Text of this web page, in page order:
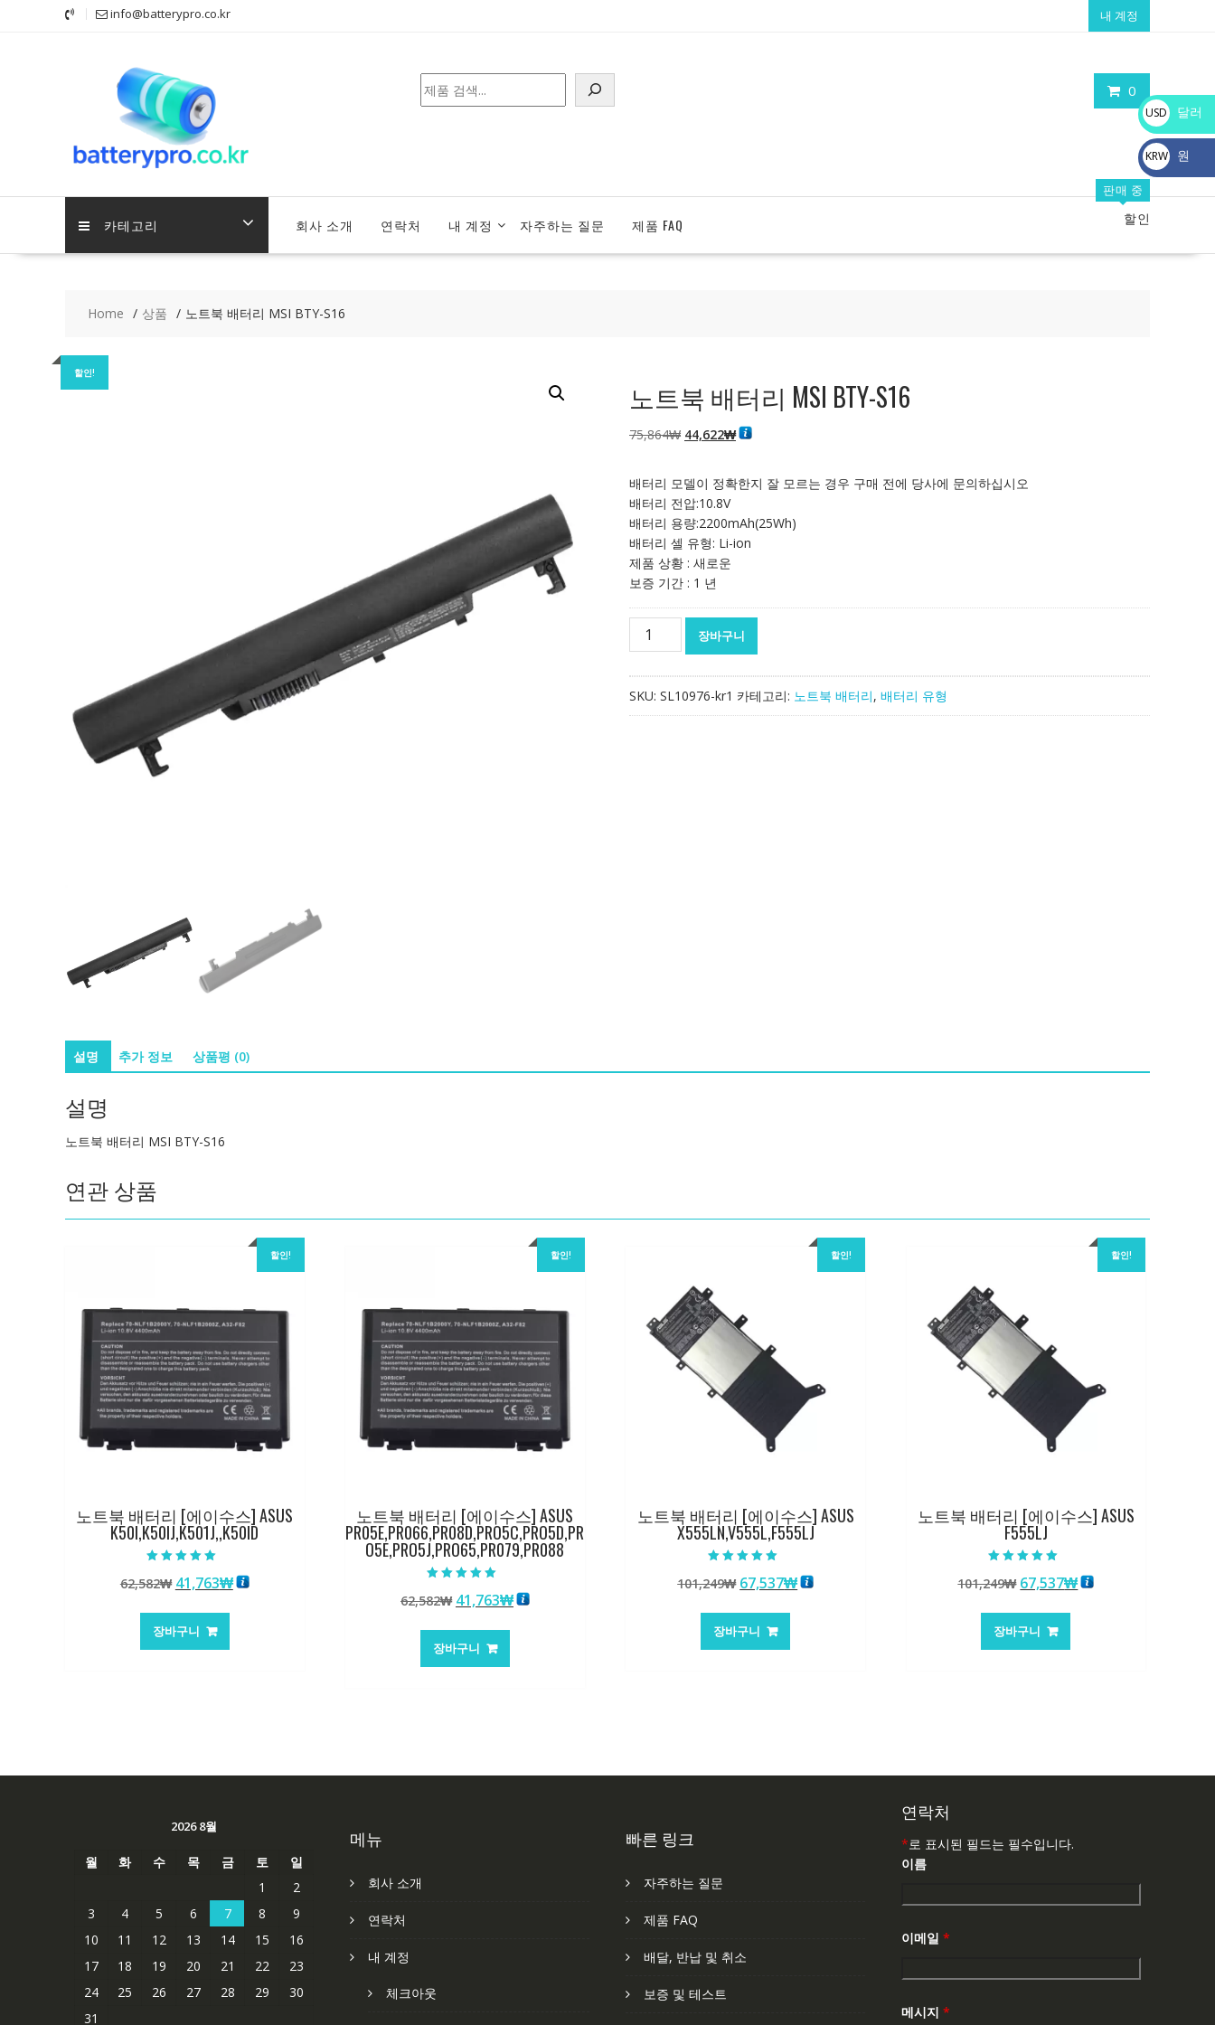
info@batterypro.co.kr 내 계정
0
검
색
카테고리 회사 소개 연락처 내 계정 자주하는 질문 제품 FAQ
판매 중
할인
Home 상품 노트북 배터리 MSI BTY-S16
할인!
노트북 배터리 MSI BTY-S16
75,864₩ 원
격:
75,864₩
44,622₩현
격:
배터리 모델이 정확한지 잘 모르는 경우 구매 전에 당사에 문의하십시오
배터리 전압:10.8V
배터리 용량:2200mAh(25Wh)
배터리 셀 유형: Li-ion
제품 상황 : 새로운
보증 기간 : 1 년
터
장바구니
SKU: SL10976-kr1 카테고리: 노트북 배터리, 배터리 유형
설명 추가 정보 상품평 (0)
설명
노트북 배터리 MSI BTY-S16
연관 상품
할인!
노트북 배터리 [에이수스] ASUS
K50I,K50IJ,K501J,,K50ID
5.00
로 평가됨
62,582₩ 원
가
격:
41,763₩현
장바구니
할인!
노트북 배터리 [에이수스] ASUS
PR05E,PR066,PR08D,PRO5C,PRO5D,PR
O5E,PRO5J,PRO65,PR079,PR088
5.00
로 평가됨
62,582₩ 원
가
격:
41,763₩현
장바구니
할인!
노트북 배터리 [에이수스] ASUS
X555LN,V555L,F555LJ
5.00
로 평가됨
101,249₩ 원
가
격:
67,537₩현
장바구니
할인!
노트북 배터리 [에이수스] ASUS
F555LJ
5.00
로 평가됨
101,249₩ 원
가
격:
67,537₩현
장바구니
2026 8월
월 화 수 목 금 토
일
1
2
3
4 5 6 7 8
9
10
11 12 13 14 15
16
17
18 19 20 21 22
23
24
25 26 27 28 29
30
31
메뉴
회사 소개
연락처
내 계정
체크아웃
빠른 링크
자주하는 질문
제품 FAQ
배달, 반납 및 취소
보증 및 테스트
연락처
*로 표시된 필드는 필수입니다.
이름
이메일 *
메시지 *
USD
$
달러
KRW
₩
원